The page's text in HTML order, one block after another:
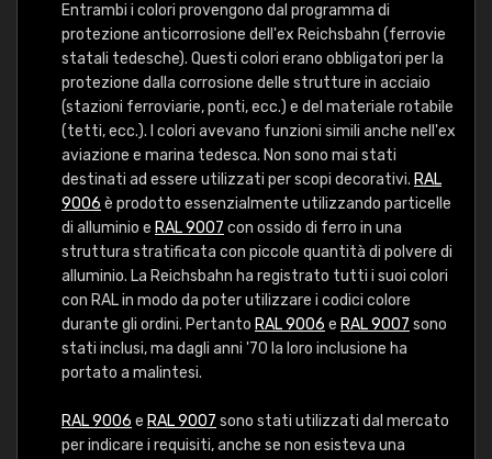
Entrambi i colori provengono dal programma di
protezione anticorrosione dell'ex Reichsbahn (ferrovie
statali tedesche). Questi colori erano obbligatori per la
protezione dalla corrosione delle strutture in acciaio
(stazioni ferroviarie, ponti, ecc.) e del materiale rotabile
(tetti, ecc.). I colori avevano funzioni simili anche nell'ex
aviazione e marina tedesca. Non sono mai stati
destinati ad essere utilizzati per scopi decorativi. RAL
9006 è prodotto essenzialmente utilizzando particelle
di alluminio e RAL 9007 con ossido di ferro in una
struttura stratificata con piccole quantità di polvere di
alluminio. La Reichsbahn ha registrato tutti i suoi colori
con RAL in modo da poter utilizzare i codici colore
durante gli ordini. Pertanto RAL 9006 e RAL 9007 sono
stati inclusi, ma dagli anni '70 la loro inclusione ha
portato a malintesi.
RAL 9006 e RAL 9007 sono stati utilizzati dal mercato
per indicare i requisiti, anche se non esisteva una